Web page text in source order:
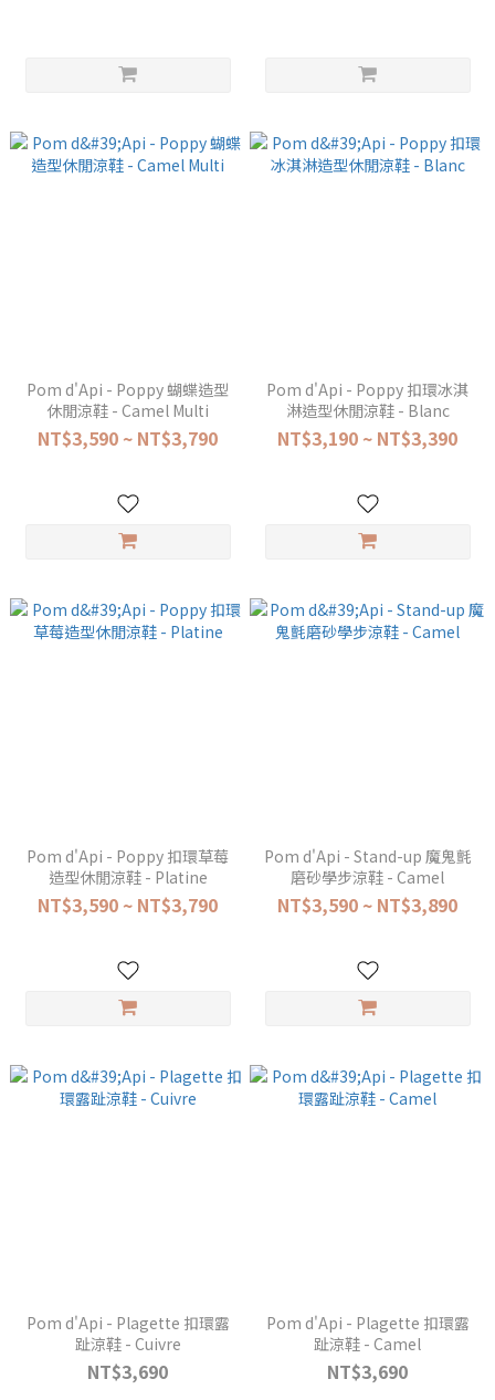
Pom d'Api - Poppy 蝴蝶造型
休閒涼鞋 - Camel Multi
NT$3,590 ~ NT$3,790
Pom d'Api - Poppy 扣環冰淇
淋造型休閒涼鞋 - Blanc
NT$3,190 ~ NT$3,390
Pom d'Api - Poppy 扣環草莓
造型休閒涼鞋 - Platine
NT$3,590 ~ NT$3,790
Pom d'Api - Stand-up 魔鬼氈
磨砂學步涼鞋 - Camel
NT$3,590 ~ NT$3,890
Pom d'Api - Plagette 扣環露
趾涼鞋 - Cuivre
NT$3,690
Pom d'Api - Plagette 扣環露
趾涼鞋 - Camel
NT$3,690